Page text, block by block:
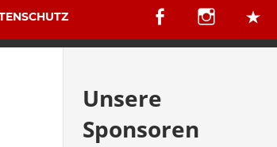
Unsere
Sponsoren